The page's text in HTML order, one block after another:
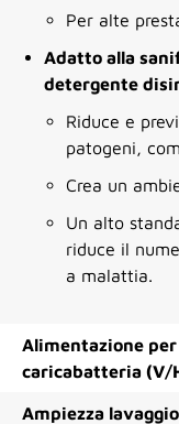
Per alte
Adatto alla
detergente
Riduce e
patogeni,
Crea un
Un alto
riduce il
a malattia.
Alimentazione per
caricabatteria (V/
Ampiezza